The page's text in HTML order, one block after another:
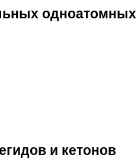
одноатомных
и кетонов